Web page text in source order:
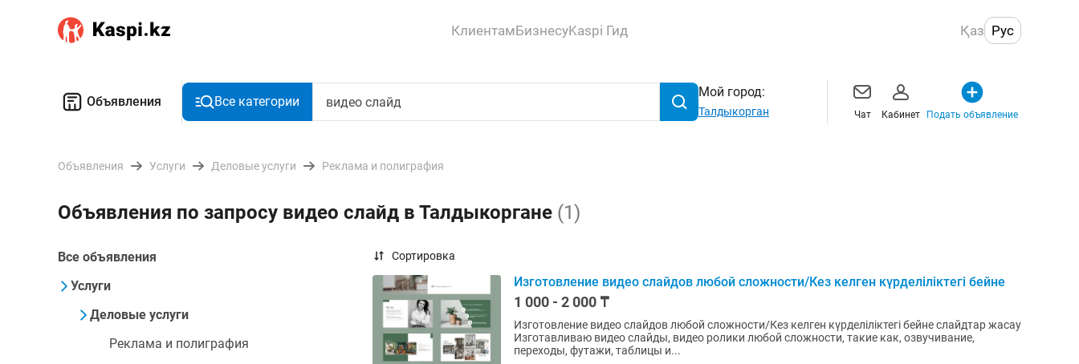
КлиентамБизнесуKaspi Гид Қаз Рус
Объявления Все категории
Мой город:
Талдыкорган Чат Кабинет Подать объявление
Объявления Услуги Деловые услуги Реклама и полиграфия
Объявления по запросу видео слайд в Талдыкоргане (1)
Все объявления
Услуги
Деловые услуги
Реклама и полиграфия
Сортировка
Изготовление видео слайдов любой сложности/Кез келген күрделіліктегі бейне
1 000 - 2 000 ₸
Изготовление видео слайдов любой сложности/Кез келген күрделіліктегі бейне слайдтар жасау
Изготавливаю видео слайды, видео ролики любой сложности, такие как, озвучивание,
переходы, футажи, таблицы и...